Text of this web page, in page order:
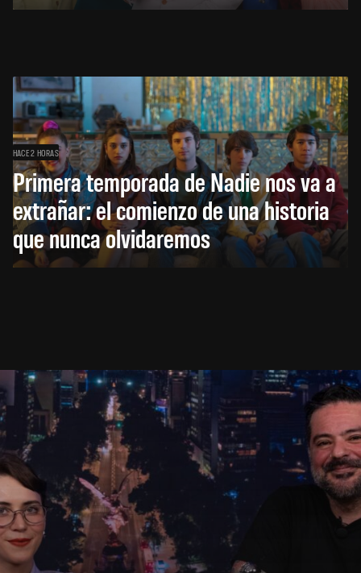
HACE 2 HORAS
Primera temporada de Nadie nos va a
extrañar: el comienzo de una historia
que nunca olvidaremos